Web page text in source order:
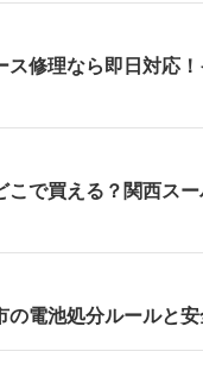
ス修理なら即日対応
こで買える？関西ス
の電池処分ルールと